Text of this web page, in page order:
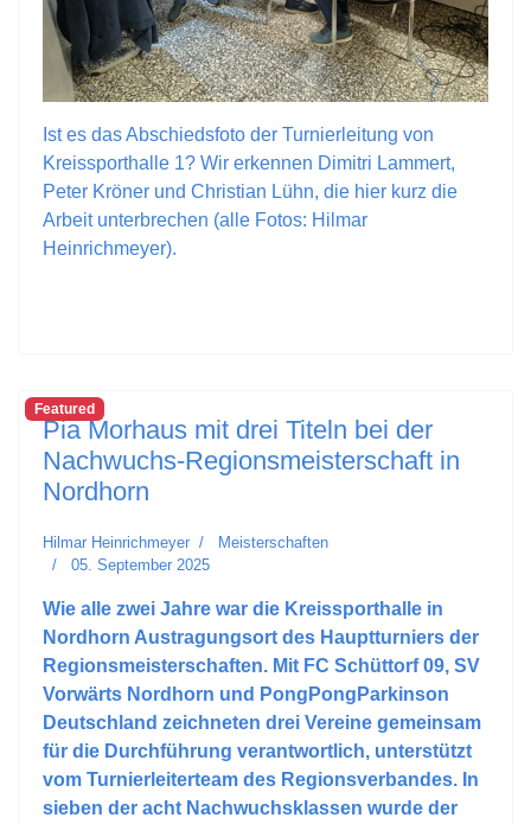
Ist es das Abschiedsfoto der Turnierleitung von
Kreissporthalle 1? Wir erkennen Dimitri Lammert,
Peter Kröner und Christian Lühn, die hier kurz die
Arbeit unterbrechen (alle Fotos: Hilmar
Heinrichmeyer).
Featured
Pia Morhaus mit drei Titeln bei der
Nachwuchs-Regionsmeisterschaft in
Nordhorn
Hilmar Heinrichmeyer
Meisterschaften
05. September 2025
Wie alle zwei Jahre war die Kreissporthalle in
Nordhorn Austragungsort des Hauptturniers der
Regionsmeisterschaften. Mit FC Schüttorf 09, SV
Vorwärts Nordhorn und PongPongParkinson
Deutschland zeichneten drei Vereine gemeinsam
für die Durchführung verantwortlich, unterstützt
vom Turnierleiterteam des Regionsverbandes. In
sieben der acht Nachwuchsklassen wurde der